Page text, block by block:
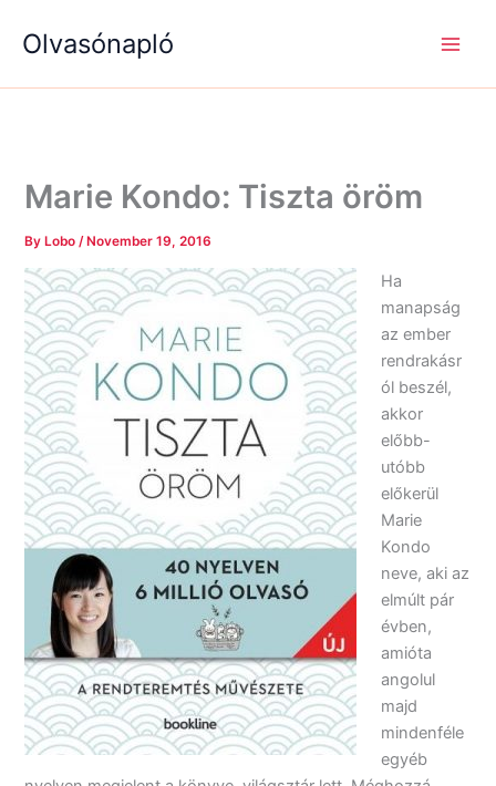
Olvasónapló
Marie Kondo: Tiszta öröm
By Lobo/ November 19, 2016
Ha
manapság
az ember
rendrakásr
ól beszél,
akkor
előbb-
utóbb
előkerül
Marie
Kondo
neve, aki az
elmúlt pár
évben,
amióta
angolul
majd
mindenféle
egyéb
e
a
é
g
k
é
g
k